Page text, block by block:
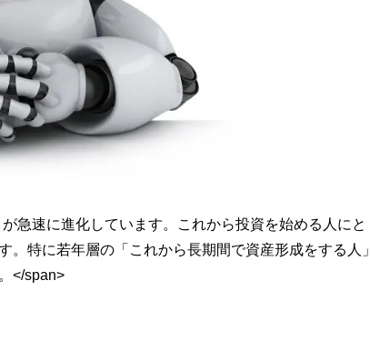
急速に進化しています。これから投資を始める人にと
特に若年層の「これから長期間で資産形成をする人」
</span>